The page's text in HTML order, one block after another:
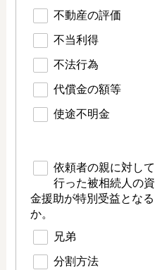
不動産の評価
不当利得
不法行為
代償金の額等
使途不明金
依頼者の親に対して
行った被相続人の資
金援助が特別受益となる
か。
兄弟
分割方法